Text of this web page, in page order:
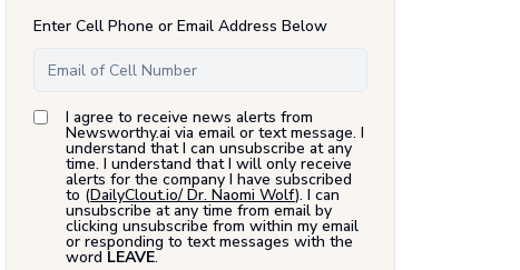
Enter Cell Phone or Email Address Below
I agree to receive news alerts from
Newsworthy.ai via email or text message. I
understand that I can unsubscribe at any
time. I understand that I will only receive
alerts for the company I have subscribed
to (DailyClout.io/ Dr. Naomi Wolf). I can
unsubscribe at any time from email by
clicking unsubscribe from within my email
or responding to text messages with the
word LEAVE.